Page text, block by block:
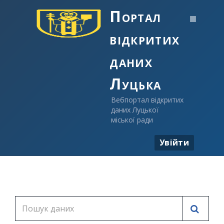
Портал
відкритих
даних
Луцька
Вебпортал відкритих
даних Луцької
міської ради
Увійти